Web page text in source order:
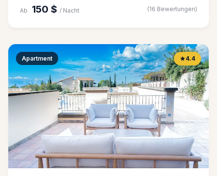
Ab 150 $ / Nacht (16 Bewertungen)
Apartment 4.4